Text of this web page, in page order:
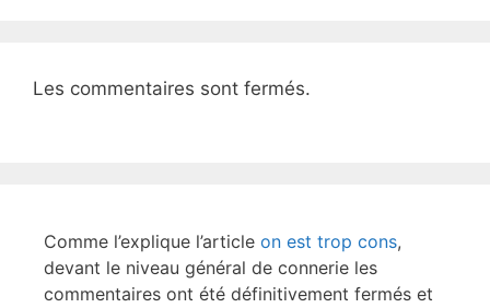
Les commentaires sont fermés.
Comme l’explique l’article on est trop cons,
devant le niveau général de connerie les
commentaires ont été définitivement fermés et